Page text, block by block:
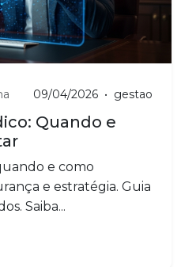
09/04/2026 • gestao
Quando e
e como
e estratégia. Guia
Saiba...